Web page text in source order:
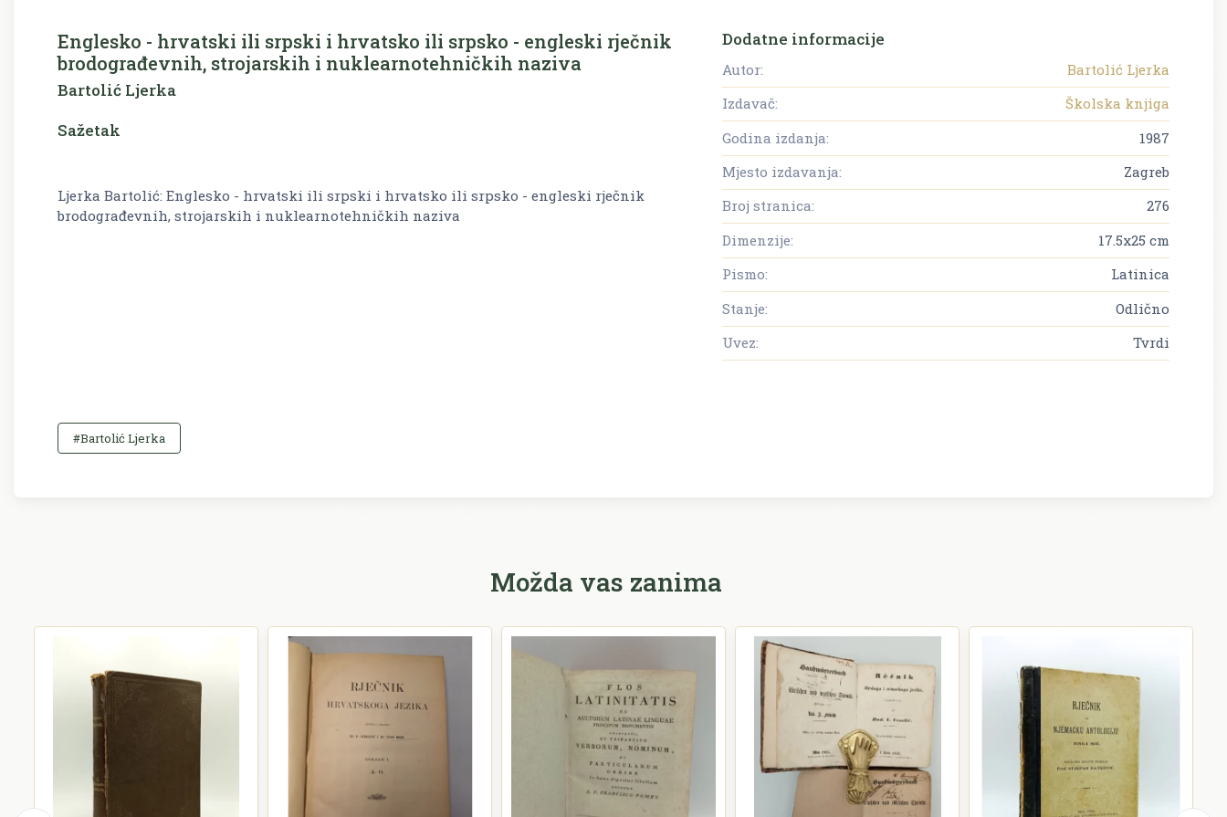
Englesko - hrvatski ili srpski i hrvatsko ili srpsko - engleski rječnik
brodograđevnih, strojarskih i nuklearnotehničkih naziva
Bartolić Ljerka
Sažetak
Ljerka Bartolić: Englesko - hrvatski ili srpski i hrvatsko ili srpsko - engleski rječnik
brodograđevnih, strojarskih i nuklearnotehničkih naziva
#Bartolić Ljerka
Dodatne informacije
Autor:
Bartolić Ljerka
Izdavač:
Školska knjiga
Godina izdanja:
1987
Mjesto izdavanja:
Zagreb
Broj stranica:
276
Dimenzije:
17.5x25 cm
Pismo:
Latinica
Stanje:
Odlično
Uvez:
Tvrdi
Možda vas zanima